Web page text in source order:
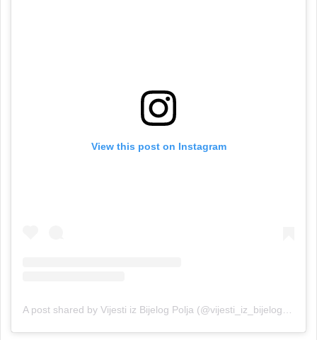
View this post on Instagram